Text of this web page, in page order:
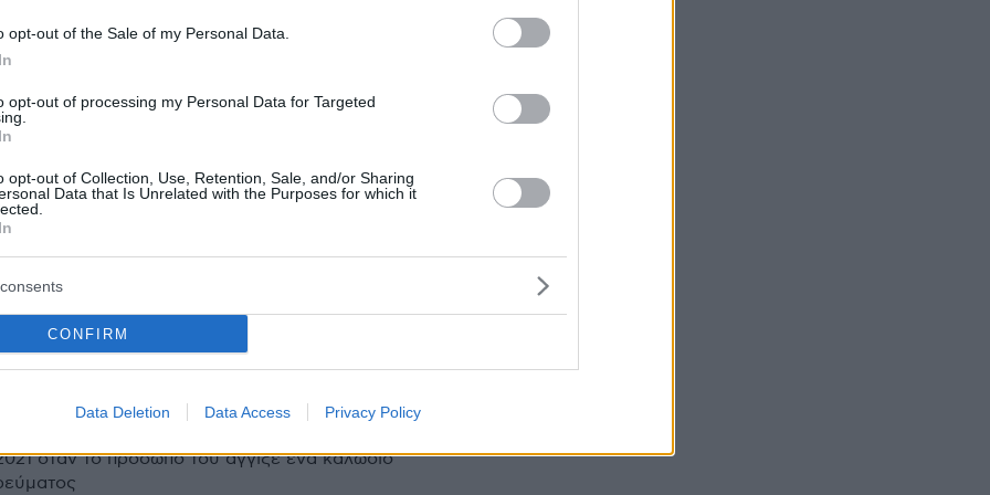
opt-out of the Sale of my Personal Data.
opt-out of processing my Personal Data for Targeted
opt-out of Collection, Use, Retention, Sale, and/or Sharing
Data that Is Unrelated with the Purposes for which it
CONFIRM
Data Deletion Data Access Privacy Policy
σε βάρος του χειρουργού του
ξεκίνησε η
της Ρώμης
φέρεται να δήλωνε «παρών» σε διάφορα
συγχρόνως, για να λαμβάνει εξτρά αμοιβές
Υόρκη μεταμόσχευσαν για
με επιτυχία ολόκληρο μάτι
- Δείτε φωτογραφίες
όταν το πρόσωπό του άγγιξε ένα καλώδιο
13